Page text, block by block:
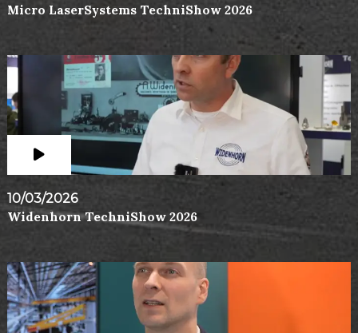
Micro LaserSystems TechniShow 2026
10/03/2026
Widenhorn TechniShow 2026